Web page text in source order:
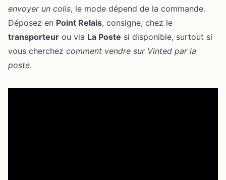
envoyer un colis, le mode dépend de la commande.
Déposez en Point Relais, consigne, chez le
transporteur ou via La Poste si disponible, surtout si
vous cherchez comment vendre sur Vinted par la
poste.